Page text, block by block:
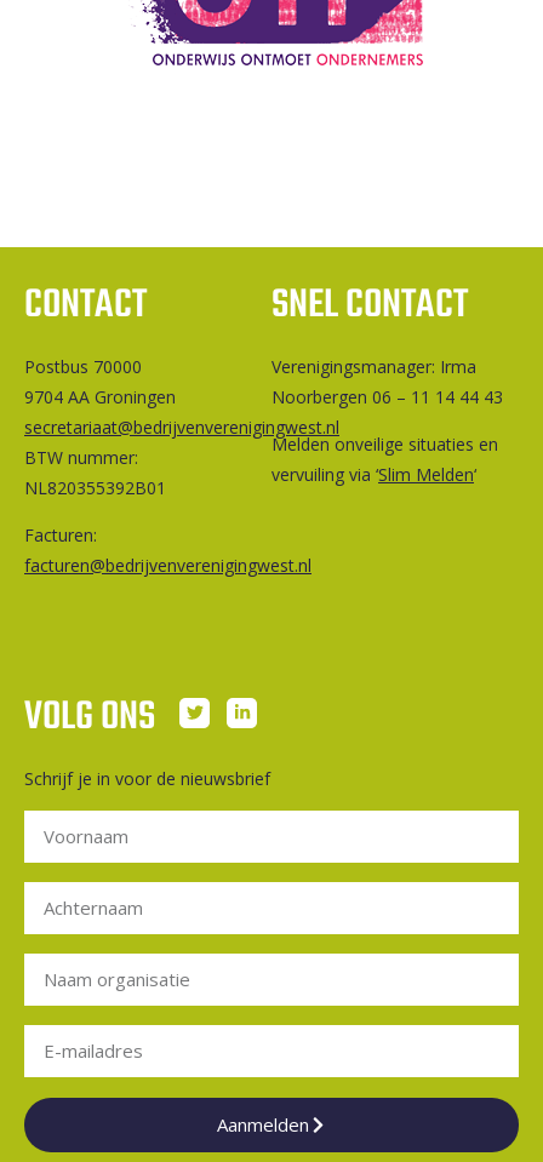
CONTACT
Postbus 70000
9704 AA Groningen
secretariaat@bedrijvenverenigingwest.nl
BTW nummer:
NL820355392B01
Facturen:
facturen@bedrijvenverenigingwest.nl
SNEL CONTACT
Ver­e­ni­gings­ma­na­ger: Irma
Noorbergen 06 – 11 14 44 43
Melden onveilige situaties en
vervuiling via ‘Slim Melden‘
VOLG ONS
Schrijf je in voor de nieuwsbrief
Aanmelden